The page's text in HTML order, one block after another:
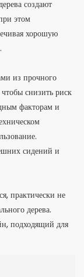
создают
этом
хорошую
из прочного
снизить риск
факторам и
сидений и
практически не
дерева.
подходящий для